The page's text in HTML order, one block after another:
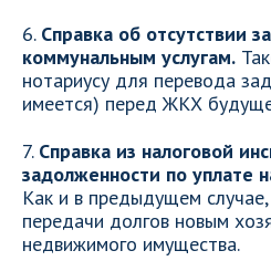
6. Справка об отсутствии
коммунальным услугам.
нотариусу для перевода
имеется) перед ЖКХ
7. Справка из налоговой
задолженности по уплате
Как и в предыдущем
передачи долгов новым
недвижимого имущества.